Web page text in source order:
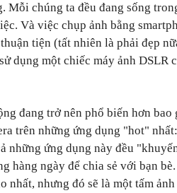
Mỗi chúng ta đều đang sống
Và việc chụp ảnh bằng
tiện (tất nhiên là phải đẹp
dụng một chiếc máy ảnh DSLR
đang trở nên phổ biến hơn
trên những ứng dụng "hot" nhất:
những ứng dụng này đều
hàng ngày để chia sẻ với bạn
nhất, nhưng đó sẽ là một tấm